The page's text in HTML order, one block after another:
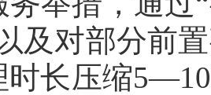
及对部分前
时长压缩